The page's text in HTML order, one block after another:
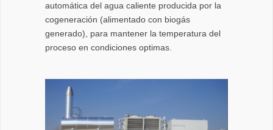
automática del agua caliente producida por la
cogeneración (alimentado con biogás
generado), para mantener la temperatura del
proceso en condiciones optimas.